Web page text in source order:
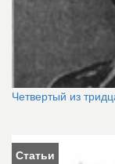
Четвертый из
Статьи